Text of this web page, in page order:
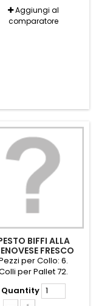
Aggiungi al
comparatore
BIFFI ALLA
FRESCO
AGLIO GR.140
per Collo: 6.
per Pallet 72.
Quantity